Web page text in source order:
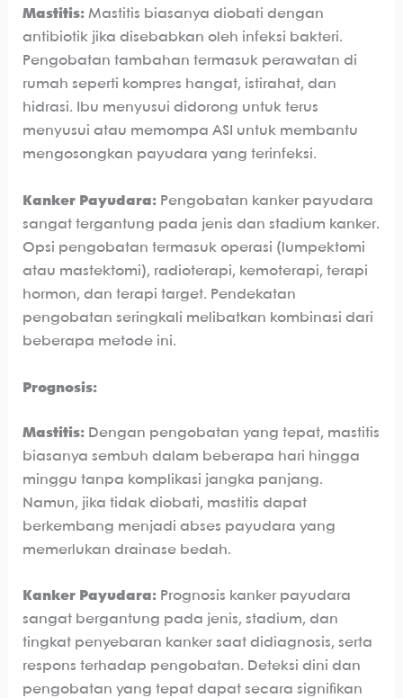
Mastitis:Mastitis biasanya diobati dengan
antibiotik jika disebabkan oleh infeksi bakteri.
Pengobatan tambahan termasuk perawatan di
rumah seperti kompres hangat, istirahat, dan
hidrasi. Ibu menyusui didorong untuk terus
menyusui atau memompa ASI untuk membantu
mengosongkan payudara yang terinfeksi.
Kanker Payudara:Pengobatan kanker payudara
sangat tergantung pada jenis dan stadium kanker.
Opsi pengobatan termasuk operasi (lumpektomi
atau mastektomi), radioterapi, kemoterapi, terapi
hormon, dan terapi target. Pendekatan
pengobatan seringkali melibatkan kombinasi dari
beberapa metode ini.
Prognosis:
Mastitis:Dengan pengobatan yang tepat, mastitis
biasanya sembuh dalam beberapa hari hingga
minggu tanpa komplikasi jangka panjang.
Namun, jika tidak diobati, mastitis dapat
berkembang menjadi abses payudara yang
memerlukan drainase bedah.
Kanker Payudara:Prognosis kanker payudara
sangat bergantung pada jenis, stadium, dan
tingkat penyebaran kanker saat didiagnosis, serta
respons terhadap pengobatan. Deteksi dini dan
pengobatan yang tepat dapat secara signifikan